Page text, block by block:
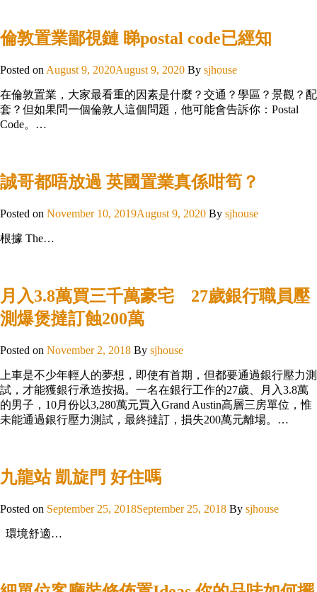
倫敦置業鄙視鏈 睇postal code已經知
Posted on August 9, 2020August 9, 2020 By sjhouse
在倫敦置業，大家最看重的因素是什麼？交通？學區？景觀？配
套？但如果問一個倫敦人這個問題，他可能會告訴你：Postal
Code。…
誠哥都唔放過 英國置業真係咁筍？
Posted on November 10, 2019August 9, 2020 By sjhouse
根據 The…
月入3.8萬買三千萬豪宅 27歲銀行職員壓
測爆煲撻訂蝕200萬
Posted on November 2, 2018 By sjhouse
上車是不少年輕人的夢想，即使有首期，但都要通過銀行壓力測
試，才能獲銀行承造按揭。一名在銀行工作的27歲、月入3.8萬
的男子，10月份以3,280萬元買入Grand Austin高層三房單位，惟
未能通過銀行壓力測試，最終撻訂，損失200萬元離場。…
九龍站 凱旋門 好住嗎
Posted on September 25, 2018September 25, 2018 By sjhouse
環境舒適…